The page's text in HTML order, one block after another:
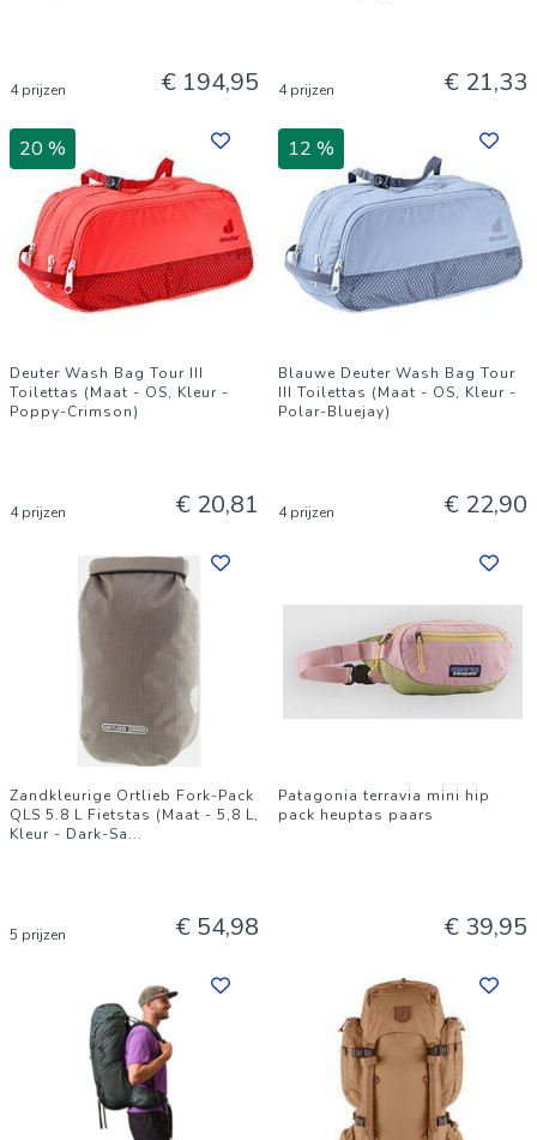
4 prijzen € 194,95 4 prijzen € 21,33
20 %
Deuter Wash Bag Tour III
Toilettas (Maat - OS, Kleur -
Poppy-Crimson)
4 prijzen € 20,81
12 %
Blauwe Deuter Wash Bag Tour
III Toilettas (Maat - OS, Kleur -
Polar-Bluejay)
4 prijzen € 22,90
Zandkleurige Ortlieb Fork-Pack
QLS 5.8 L Fietstas (Maat - 5,8 L,
Kleur - Dark-Sa...
5 prijzen € 54,98
Patagonia terravia mini hip
pack heuptas paars
€ 39,95